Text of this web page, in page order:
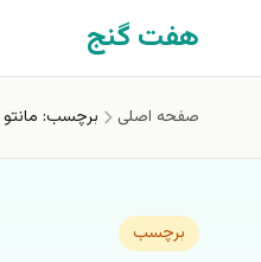
رفتن به محتوای اصلی
هفت گنج
صفحه اصلی برچسب:
برچسب